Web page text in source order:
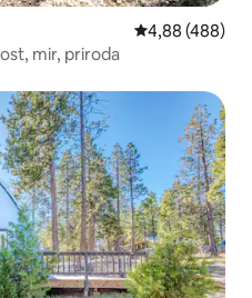
Prosječna
4,88 (488)
mir, priroda